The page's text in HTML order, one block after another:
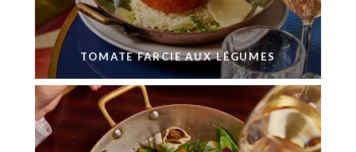
TOMATE FARCIE AUX LÉGUMES